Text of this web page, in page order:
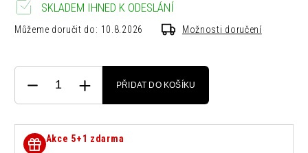
SKLADEM IHNED K ODESLÁNÍ
Můžeme doručit do: 10.8.2026 Možnosti doručení
PŘIDAT DO KOŠÍKU
Akce 5+1 zdarma